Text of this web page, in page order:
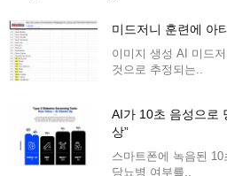
미드저니 훈련에 아
이미지 생성 AI 미드
것으로 추정되는..
AI가 10초 음성으로
상”
스마트폰에 녹음된
당뇨병 여부를..